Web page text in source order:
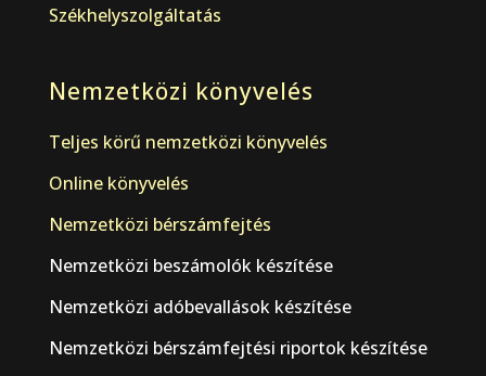
Székhelyszolgáltatás
Nemzetközi könyvelés
Teljes körű nemzetközi könyvelés
Online könyvelés
Nemzetközi bérszámfejtés
Nemzetközi beszámolók készítése
Nemzetközi adóbevallások készítése
Nemzetközi bérszámfejtési riportok készítése